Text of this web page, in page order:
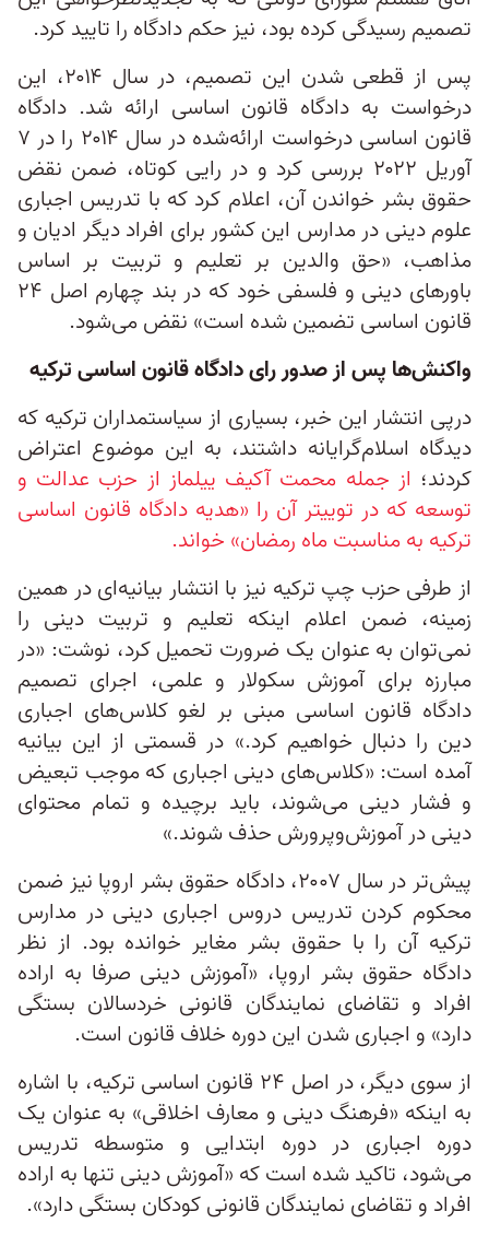
تصمیم رسیدگی کرده بود، نیز حکم دادگاه را تایید کرد.
پس از قطعی شدن این تصمیم، در سال ۲۰۱۴، این
درخواست به دادگاه قانون اساسی ارائه شد. دادگاه
قانون اساسی درخواست ارائه‌شده در سال ۲۰۱۴ را در ۷
آوریل ۲۰۲۲ بررسی کرد و در رایی کوتاه، ضمن نقض
حقوق بشر خواندن آن، اعلام کرد که با تدریس اجباری
علوم دینی در مدارس این کشور برای افراد دیگر ادیان و
مذاهب، «حق والدین بر تعلیم و تربیت بر اساس
باورهای دینی و فلسفی خود که در بند چهارم اصل ۲۴
قانون اساسی تضمین شده است» نقض می‌شود.
واکنش‌ها پس از صدور رای دادگاه قانون اساسی ترکیه
درپی انتشار این خبر، بسیاری از سیاستمداران ترکیه که
دیدگاه اسلام‌گرایانه داشتند، به این موضوع اعتراض
کردند؛ از جمله محمت آکیف ییلماز از حزب عدالت و
توسعه که در توییتر آن را «هدیه دادگاه قانون اساسی
ترکیه به مناسبت ماه رمضان» خواند.
از طرفی حزب چپ ترکیه نیز با انتشار بیانیه‌ای در همین
زمینه، ضمن اعلام اینکه تعلیم و تربیت دینی را
نمی‌توان به عنوان یک ضرورت تحمیل کرد، نوشت: «در
مبارزه برای آموزش سکولار و علمی، اجرای تصمیم
دادگاه قانون اساسی مبنی بر لغو کلاس‌های اجباری
دین را دنبال خواهیم کرد.» در قسمتی از این بیانیه
آمده است: «کلاس‌های دینی اجباری که موجب تبعیض
و فشار دینی می‌شوند، باید برچیده و تمام محتوای
دینی در آموزش‌وپرورش حذف شوند.»
پیش‌تر در سال ۲۰۰۷، دادگاه حقوق بشر اروپا نیز ضمن
محکوم کردن تدریس دروس اجباری دینی در مدارس
ترکیه آن را با حقوق بشر مغایر خوانده بود. از نظر
دادگاه حقوق بشر اروپا، «آموزش دینی صرفا به اراده
افراد و تقاضای نمایندگان قانونی خردسالان بستگی
دارد» و اجباری شدن این دوره خلاف قانون است.
از سوی دیگر، در اصل ۲۴ قانون اساسی ترکیه، با اشاره
به اینکه «فرهنگ دینی و معارف اخلاقی» به عنوان یک
دوره اجباری در دوره ابتدایی و متوسطه تدریس
می‌شود، تاکید شده است که «آموزش دینی تنها به اراده
افراد و تقاضای نمایندگان قانونی کودکان بستگی دارد».